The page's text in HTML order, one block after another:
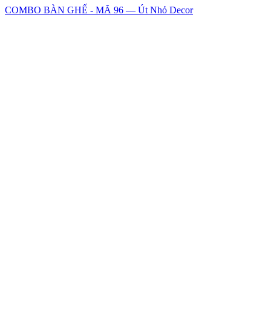
COMBO BÀN GHẾ - MÃ 96 — Út Nhỏ Decor